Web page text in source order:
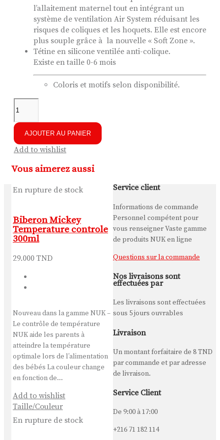
l’allaitement maternel tout en intégrant un
système de ventilation Air System réduisant les
risques de coliques et les hoquets. Elle est encore
plus souple grâce à la nouvelle « Soft Zone ».
Tétine en silicone ventilée anti-colique.
Existe en taille 0-6 mois
Coloris et motifs selon disponibilité.
AJOUTER AU PANIER
Add to wishlist
Vous aimerez aussi
En rupture de stock
Biberon Mickey
Temperature controle
300ml
29.000 TND
Nouveau dans la gamme NUK –
Le contrôle de température
NUK aide les parents à
atteindre la température
optimale lors de l’alimentation
des bébés La couleur change
en fonction de…
Add to wishlist
Taille/Couleur
En rupture de stock
Service client
Informations de commande
Personnel compétent pour
vous renseigner Vaste gamme
de produits NUK en ligne
Questions sur la commande
Nos livraisons sont
effectuées par
Les livraisons sont effectuées
sous 5 jours ouvrables
Livraison
Un montant forfaitaire de 8 TND
par commande et par adresse
de livraison.
Service Client
De 9:00 à 17:00
+216 71 182 114